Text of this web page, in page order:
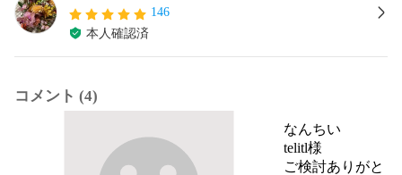
146
本人確認済
コメント (4)
なんちい
telitl様
ご検討ありがと